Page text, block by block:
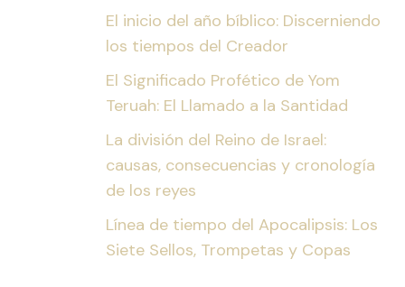
El inicio del año bíblico: Discerniendo
los tiempos del Creador
El Significado Profético de Yom
Teruah: El Llamado a la Santidad
La división del Reino de Israel:
causas, consecuencias y cronología
de los reyes
Línea de tiempo del Apocalipsis: Los
Siete Sellos, Trompetas y Copas